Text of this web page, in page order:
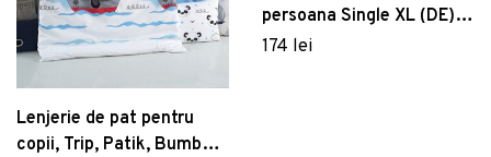
Lenjerie de pat pentru
copii, Trip, Patik, Bumbac
persoana Single XL (DE),
Marine - Red, Pearl Home,
174 lei